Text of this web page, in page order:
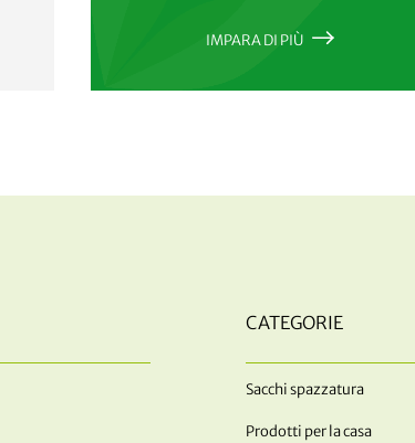
IMPARA DI PIÙ
CATEGORIE
Sacchi spazzatura
Prodotti per la casa